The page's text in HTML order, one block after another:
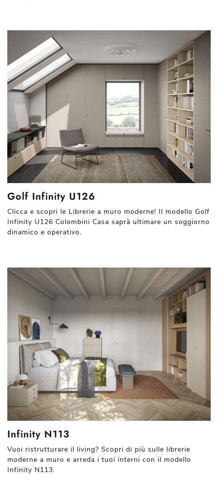
Golf Infinity U126
Clicca e scopri le Librerie a muro moderne! Il modello Golf
Infinity U126 Colombini Casa saprà ultimare un soggiorno
dinamico e operativo.
Infinity N113
Vuoi ristrutturare il living? Scopri di più sulle librerie
moderne a muro e arreda i tuoi interni con il modello
Infinity N113.